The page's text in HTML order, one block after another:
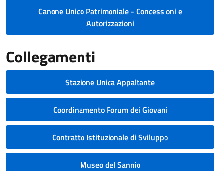
Canone Unico Patrimoniale - Concessioni e
Autorizzazioni
Collegamenti
Stazione Unica Appaltante
Coordinamento Forum dei Giovani
Contratto Istituzionale di Sviluppo
Museo del Sannio